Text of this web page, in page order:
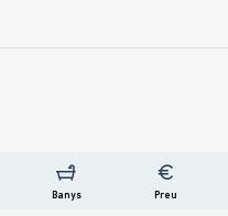
Banys Preu